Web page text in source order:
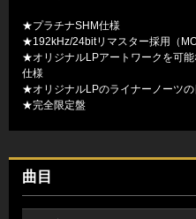
★プラチナSHM仕様
★192kHz/24bitリマスター採用（
★オリジナルLPアートワークを可
仕様
★オリジナルLPのライナーノーツの
★完全限定盤
曲目